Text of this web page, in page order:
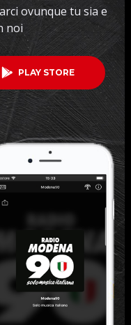
ovunque tu sia e
noi
PLAY STORE